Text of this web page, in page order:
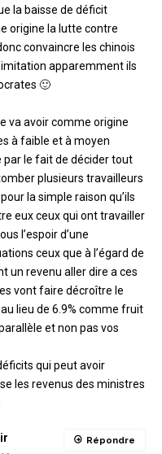
la baisse de déficit
origine la lutte contre
convaincre les chinois
apparemment ils
🙂
va avoir comme origine
à faible et à moyen
le fait de décider tout
plusieurs travailleurs
la simple raison qu’ils
eux ceux qui ont travailler
l’espoir d’une
ceux que à l’égard de
un revenu aller dire a ces
vont faire décroître le
lieu de 6.9% comme fruit
et non pas vos
qui peut avoir
les revenus des ministres
Répondre